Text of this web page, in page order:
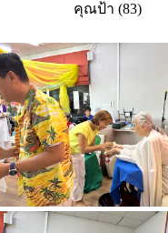
คุณป้า (83)